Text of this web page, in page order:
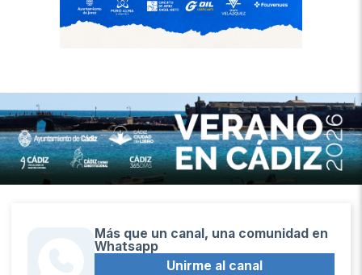
Más que un canal, una comunidad en
Whatsapp
Unirme al canal